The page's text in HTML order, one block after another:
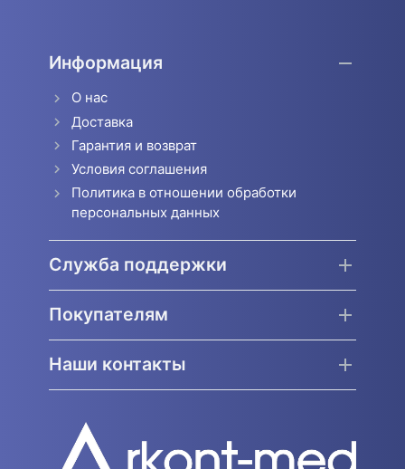
Информация
О нас
Доставка
Гарантия и возврат
Условия соглашения
Политика в отношении обработки
персональных данных
Служба поддержки
Покупателям
Наши контакты